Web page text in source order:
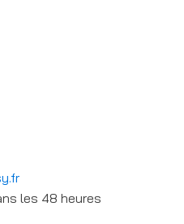
les 48 heures